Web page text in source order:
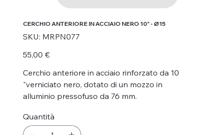
CERCHIO ANTERIORE IN ACCIAIO NERO 10" - Ø15
SKU: SKU
MRPN077
MRPN077
Prezzo
55,00 €
Cerchio anteriore in acciaio rinforzato da 10
"verniciato nero, dotato di un mozzo in
alluminio pressofuso da 76 mm.
Quantità